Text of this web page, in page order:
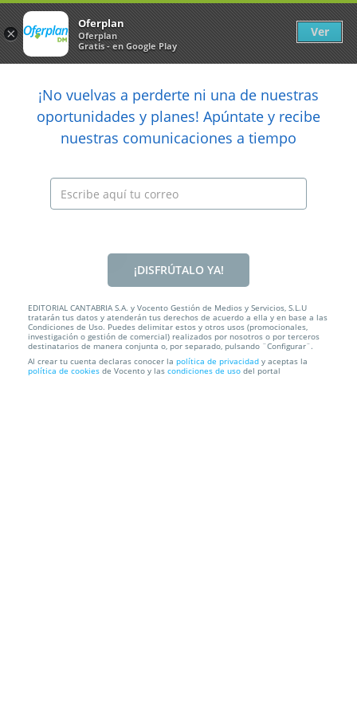

Caducada
Anterior
30€
EXCLUSIVO GASTROPLAN ARROCES EN
arrow_back Newsletter
¡No vuelvas a perderte ni una de nuestras
oportunidades y planes! Apúntate y recibe
nuestras comunicaciones a tiempo
¡DISFRÚTALO YA!
EDITORIAL CANTABRIA S.A. y Vocento Gestión de Medios y Servicios, S.L.U
tratarán tus datos y atenderán tus derechos de acuerdo a ella y en base a las
Condiciones de Uso. Puedes delimitar estos y otros usos (promocionales,
investigación o gestión de comercial) realizados por nosotros o por terceros
destinatarios de manera conjunta o, por separado, pulsando ¨Configurar¨.
Al crear tu cuenta declaras conocer la política de privacidad y aceptas la
política de cookies de Vocento y las condiciones de uso del portal
×
Oferplan
Oferplan
Gratis - en Google Play
Ver